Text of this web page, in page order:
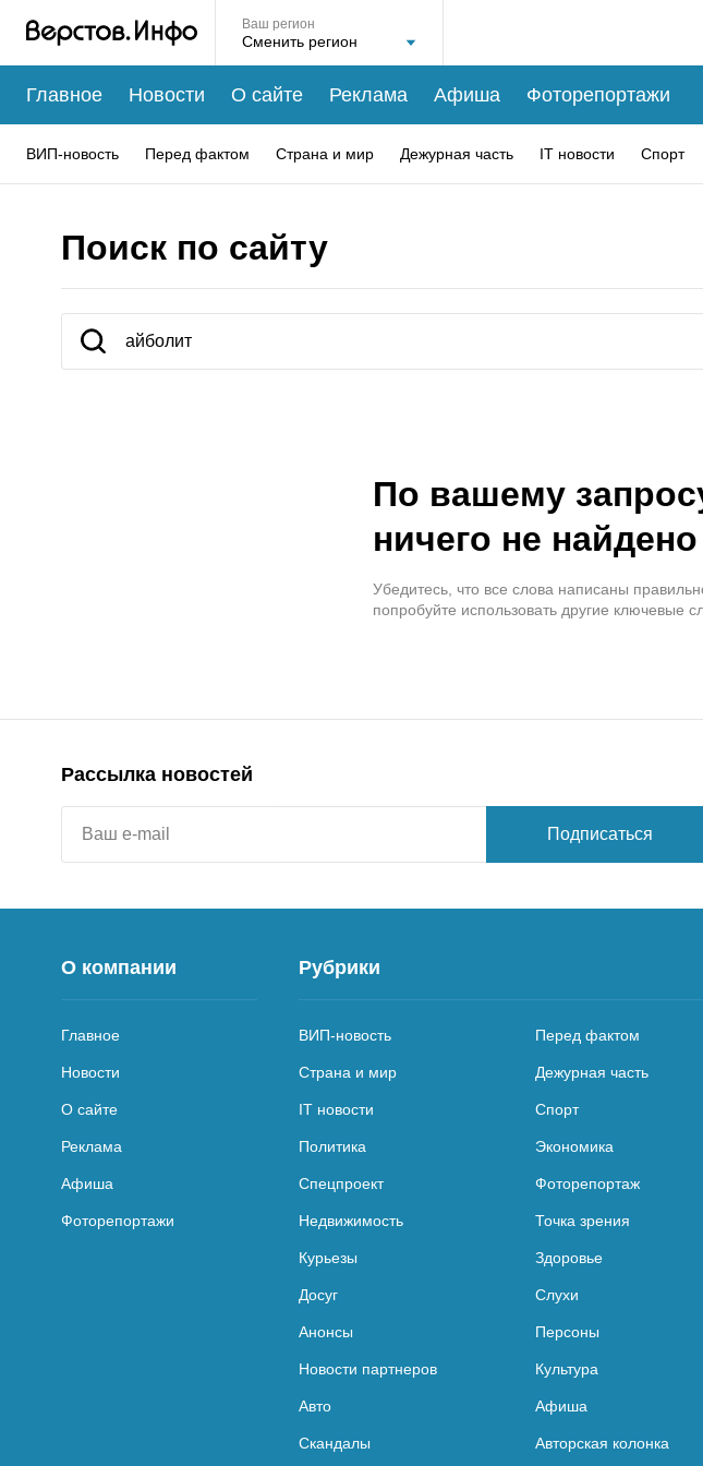
Ваш регион
Главное Новости О сайте Реклама Афиша Фоторепортажи
ВИП-новость Перед фактом Страна и мир Дежурная часть IT новости Спорт
Поиск по сайту
По вашему
ничего не найдено
Убедитесь, что все слова написаны
попробуйте использовать другие ключевые
Рассылка новостей
Подписаться
О компании
Главное
Новости
О сайте
Реклама
Афиша
Фоторепортажи
Рубрики
ВИП-новость Перед фактом
Страна и мир Дежурная часть
IT новости Спорт
Политика Экономика
Спецпроект Фоторепортаж
Недвижимость Точка зрения
Курьезы Здоровье
Досуг Слухи
Анонсы Персоны
Новости партнеров Культура
Авто Афиша
Скандалы Авторская колонка